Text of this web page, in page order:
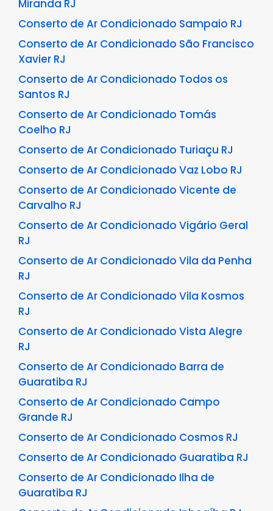
Miranda RJ
Conserto de Ar Condicionado Sampaio RJ
Conserto de Ar Condicionado São Francisco
Xavier RJ
Conserto de Ar Condicionado Todos os
Santos RJ
Conserto de Ar Condicionado Tomás
Coelho RJ
Conserto de Ar Condicionado Turiaçu RJ
Conserto de Ar Condicionado Vaz Lobo RJ
Conserto de Ar Condicionado Vicente de
Carvalho RJ
Conserto de Ar Condicionado Vigário Geral
RJ
Conserto de Ar Condicionado Vila da Penha
RJ
Conserto de Ar Condicionado Vila Kosmos
RJ
Conserto de Ar Condicionado Vista Alegre
RJ
Conserto de Ar Condicionado Barra de
Guaratiba RJ
Conserto de Ar Condicionado Campo
Grande RJ
Conserto de Ar Condicionado Cosmos RJ
Conserto de Ar Condicionado Guaratiba RJ
Conserto de Ar Condicionado Ilha de
Guaratiba RJ